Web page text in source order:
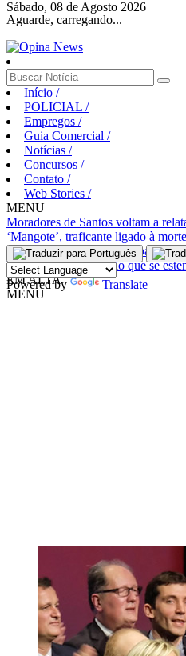
Aguarde, carregando...
Sábado, 08 de Agosto 2026
Powered by Translate
Início /
POLICIAL /
Empregos /
Guia Comercial /
Notícias /
Concursos /
Contato /
Web Stories /
MENU
Moradores de Santos voltam a
‘Mangote’, traficante ligado à
podem ser de amigos
Bebê nasce com cabelo que se
EM ALTA
MENU